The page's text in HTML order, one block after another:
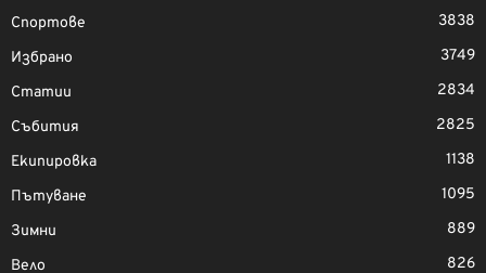
Спортове
3838
Избрано
3749
Статии
2834
Събития
2825
Екипировка
1138
Пътуване
1095
Зимни
889
Вело
826